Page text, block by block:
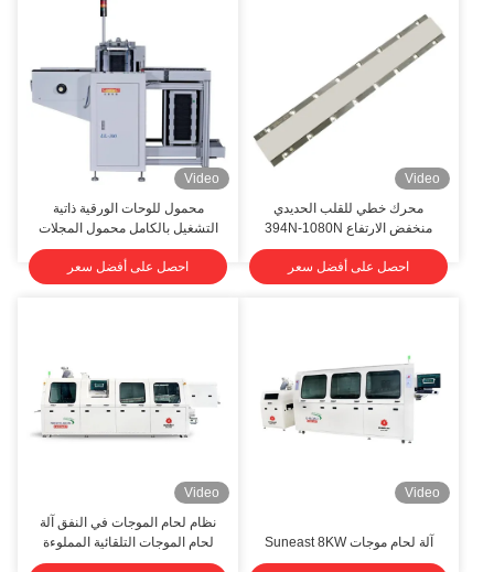
Video
محرك خطي للقلب الحديدي
منخفض الارتفاع 394N-1080N
محرك القلب الحديدي
احصل على أفضل سعر
Video
محمول للوحات الورقية ذاتية
التشغيل بالكامل محمول المجلات
الورقية ذاتية التشغيل
احصل على أفضل سعر
Video
آلة لحام موجات Suneast 8KW
Video
نظام لحام الموجات في النفق آلة
لحام الموجات التلقائية المملوءة
بالنيتروجين ذات الختم الكامل